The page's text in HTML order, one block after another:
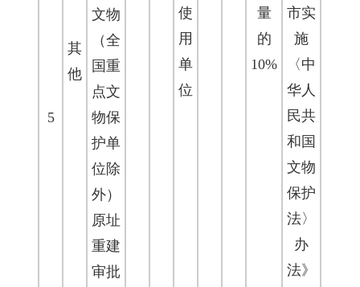
使
用
单
位
量
的
10%
市实
施
〈中
华人
民共
和国
文物
保护
法〉
办
法》
其
他
5
文物
（全
国重
点文
物保
护单
位除
外）
原址
重建
审批